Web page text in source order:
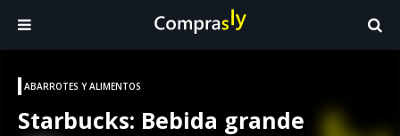
ABARROTES Y ALIMENTOS
Starbucks: Bebida grande